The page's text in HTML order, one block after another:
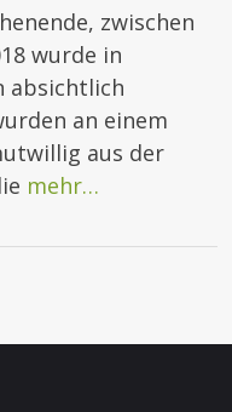
zwischen
wurde in
absichtlich
an einem
aus der
mehr…